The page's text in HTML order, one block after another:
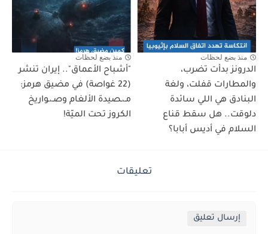
منذ بضع لحظات
الدرونز بدأت تضرب،
والمطارات قفلت، ولغة
البنادق هي اللي سائدة
دلوقت.. هل سقط قناع
السلام في أديس أبابا؟
منذ بضع لحظات
"أشباح الأعماق".. إيران تنشر
(22 غواصة) في مضيق هرمز:
مـ،ـصيدة الألغام وصـ،ـواريخ
الكروز تحت الميّة!
تعليقات
إرسال تعليق